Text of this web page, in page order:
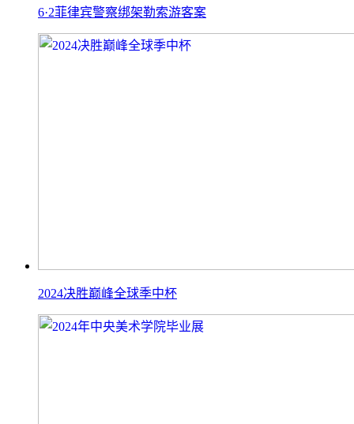
6·2菲律宾警察绑架勒索游客案
2024决胜巅峰全球季中杯